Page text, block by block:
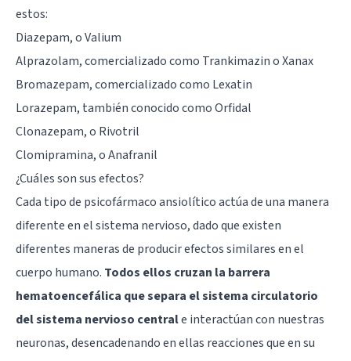
estos:
Diazepam, o Valium
Alprazolam, comercializado como Trankimazin o Xanax
Bromazepam, comercializado como Lexatin
Lorazepam, también conocido como Orfidal
Clonazepam, o Rivotril
Clomipramina, o Anafranil
¿Cuáles son sus efectos?
Cada tipo de psicofármaco ansiolítico actúa de una manera
diferente en el sistema nervioso, dado que existen
diferentes maneras de producir efectos similares en el
cuerpo humano. Todos ellos cruzan la barrera
hematoencefálica que separa el sistema circulatorio
del sistema nervioso centrale interactúan con nuestras
neuronas, desencadenando en ellas reacciones que en su